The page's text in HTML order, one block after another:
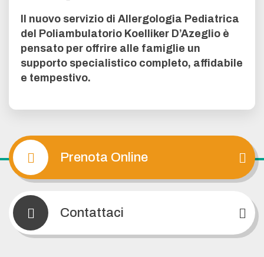
Il nuovo servizio di Allergologia Pediatrica
del Poliambulatorio Koelliker D’Azeglio è
pensato per offrire alle famiglie un
supporto specialistico completo, affidabile
e tempestivo.
Prenota Online
Contattaci